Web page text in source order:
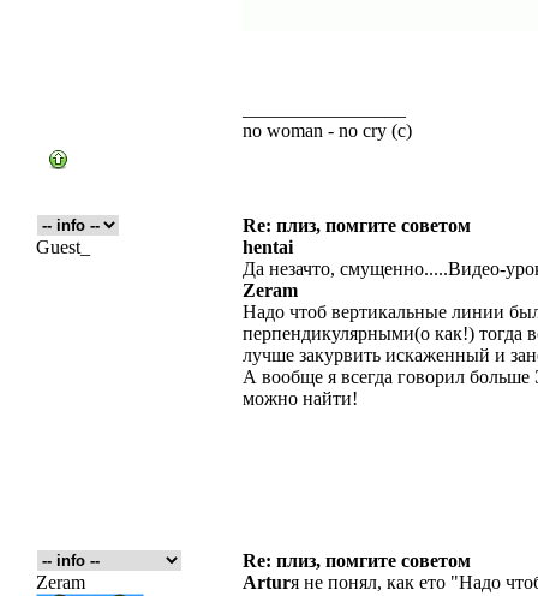
no woman - no cry (c)
Re: плиз, помгите советом
Guest_
hentai
Да незачто, смущенно.....Видео-
Zeram
Надо чтоб вертикальные линии
перпендикулярными(о как!) тогда
лучше закурвить искаженный и
А вообще я всегда говорил
можно найти!
Re: плиз, помгите советом
Zeram
Arturя не понял, как ето "Надо